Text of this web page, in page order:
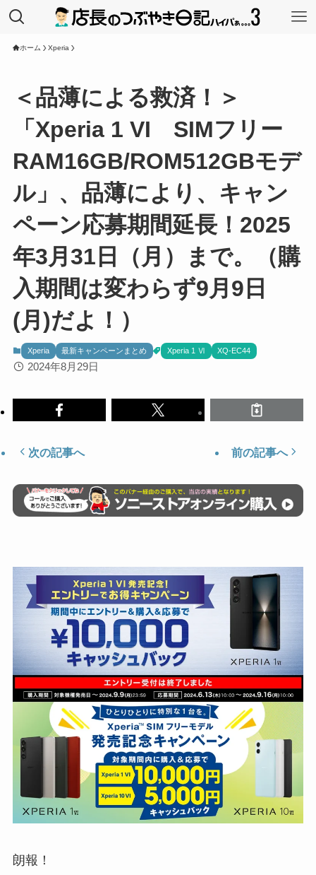
ホーム Xperia
＜品薄による救済！＞
「Xperia 1 VI SIMフリー
RAM16GB/ROM512GBモデ
ル」、品薄により、キャン
ペーン応募期間延長！2025
年3月31日（月）まで。（購
入期間は変わらず9月9日
(月)だよ！）
Xperia 最新キャンペーンまとめ Xperia 1 Ⅵ XQ-EC44
2024年8月29日
次の記事へ 前の記事へ
朗報！